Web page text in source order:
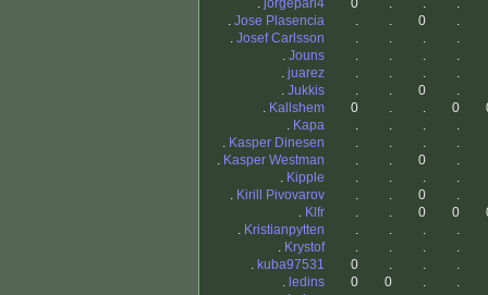
. jorgepari4 0 . .
.
. Jose Plasencia . . 0
.
. Josef Carlsson . . .
.
. Jouns . . .
.
. juarez . . .
.
. Jukkis . . 0
.
. Kallshem 0 . . 0
. Kapa . . .
.
. Kasper Dinesen . . .
.
. Kasper Westman . . 0
.
. Kipple . . .
.
. Kirill Pivovarov . . 0
.
. Klfr . . 0 0
. Kristianpytten . . .
.
. Krystof . . .
.
. kuba97531 0 . .
.
. ledins 0 0 .
.